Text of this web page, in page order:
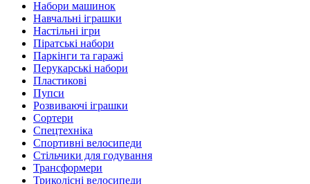
Набори машинок
Навчальні іграшки
Настільні ігри
Піратські набори
Паркінги та гаражі
Перукарські набори
Пластикові
Пупси
Розвиваючі іграшки
Сортери
Спецтехніка
Спортивні велосипеди
Стільчики для годування
Трансформери
Триколісні велосипеди